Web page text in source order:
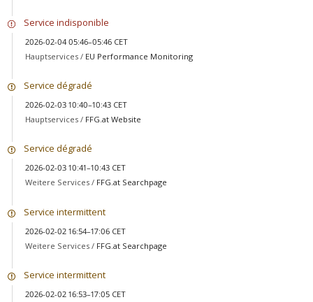
Service indisponible
2026-02-04 05:46–05:46 CET
Hauptservices / EU Performance Monitoring
Service dégradé
2026-02-03 10:40–10:43 CET
Hauptservices / FFG.at Website
Service dégradé
2026-02-03 10:41–10:43 CET
Weitere Services / FFG.at Searchpage
Service intermittent
2026-02-02 16:54–17:06 CET
Weitere Services / FFG.at Searchpage
Service intermittent
2026-02-02 16:53–17:05 CET